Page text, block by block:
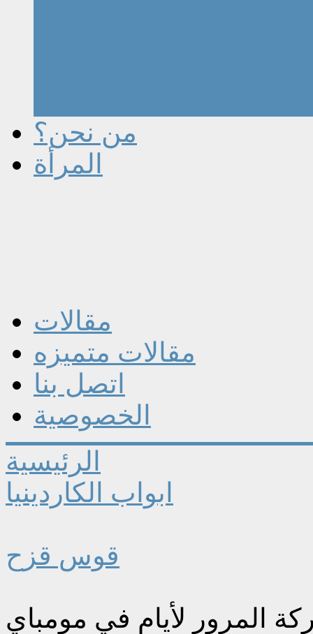
من نحن؟
المرأة
مقالات
مقالات متميزه
اتصل بنا
الخصوصية
الرئيسية
ابواب الكاردينيا
قوس قزح
المرور لأيام في مومباي